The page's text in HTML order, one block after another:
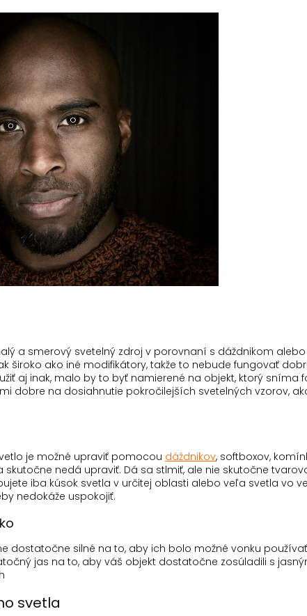
a smerový svetelný zdroj v porovnaní s dáždnikom
široko ako iné modifikátory, takže to nebude fungovať
aj inak, malo by to byť namierené na objekt, ktorý sníma
dobre na dosiahnutie pokročilejších svetelných vzorov,
je možné upraviť pomocou dáždnikov, softboxov,
skutočne nedá upraviť. Dá sa stlmiť, ale nie skutočne
iba kúsok svetla v určitej oblasti alebo veľa svetla vo
nedokáže uspokojiť.
dostatočne silné na to, aby ich bolo možné vonku
jas na to, aby váš objekt dostatočne zosúladili s
svetla